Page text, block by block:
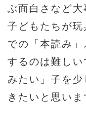
ぶ面白さなど
子どもたちが
での「本読み
するのは難し
みたい」子を
きたいと思いま